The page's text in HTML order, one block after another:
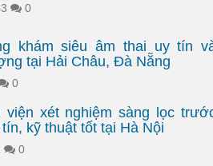
0
khám siêu âm thai uy tín
tại Hải Châu, Đà Nẵng
0
viện xét nghiệm sàng lọc
kỹ thuật tốt tại Hà Nội
0